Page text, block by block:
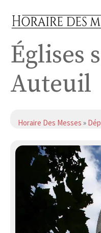
Églises
Auteuil
Horaire Des Messes »